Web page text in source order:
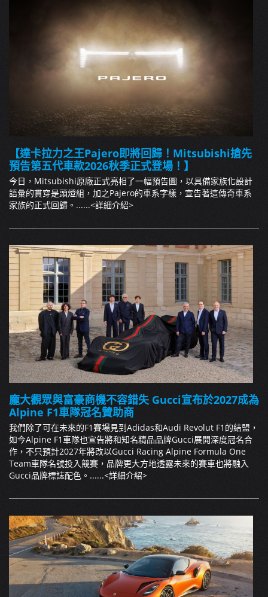
【達卡拉力之王Pajero即將回歸！Mitsubishi搶先
預告第五代車款2026秋季正式登場！】
今日，Mitsubishi原廠正式亮相了一幅預告圖，以具備家族化設計
語彙的貫穿是頭燈組，加之Pajero的車系字樣，宣告著這傳奇車系
家族的正式回歸。......<詳細介紹>
龐大觀眾與富豪商機不容錯失 Gucci宣布於2027成為
Alpine F1車隊冠名贊助商
我們除了可在未來的F1賽場見到Adidas和Audi Revolut F1的結盟，
如今Alpine F1車隊也宣告將和知名精品品牌Gucci展開深度冠名合
作，不只預計2027年將改以Gucci Racing Alpine Formula One
Team車隊名號投入競賽，品牌更大方地透露未來的賽車也將融入
Gucci品牌標誌配色。......<詳細介紹>